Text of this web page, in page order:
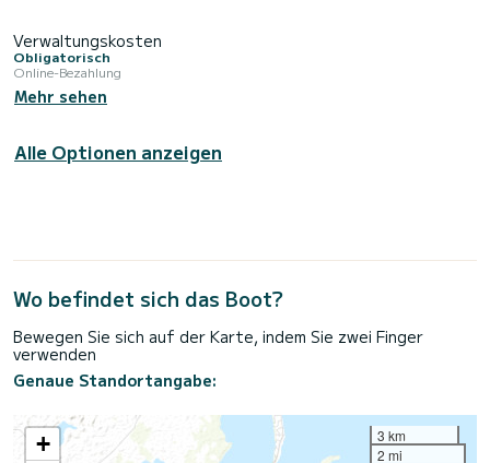
Verwaltungskosten
Obligatorisch
Online-Bezahlung
Mehr sehen
Alle Optionen anzeigen
Wo befindet sich das Boot?
Bewegen Sie sich auf der Karte, indem Sie zwei Finger
verwenden
Genaue Standortangabe:
+
3 km
2 mi